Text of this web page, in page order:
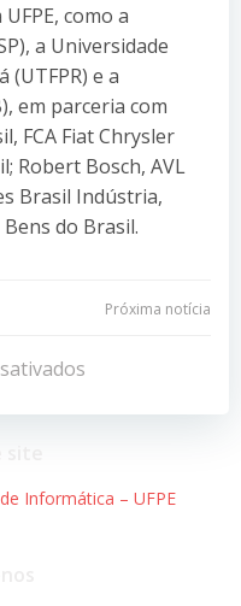
como a
a Universidade
(UTFPR) e a
em parceria com
FCA Fiat Chrysler
Robert Bosch, AVL
Brasil Indústria,
do Brasil.
Navegação
Próxima notícia
Informática – UFPE